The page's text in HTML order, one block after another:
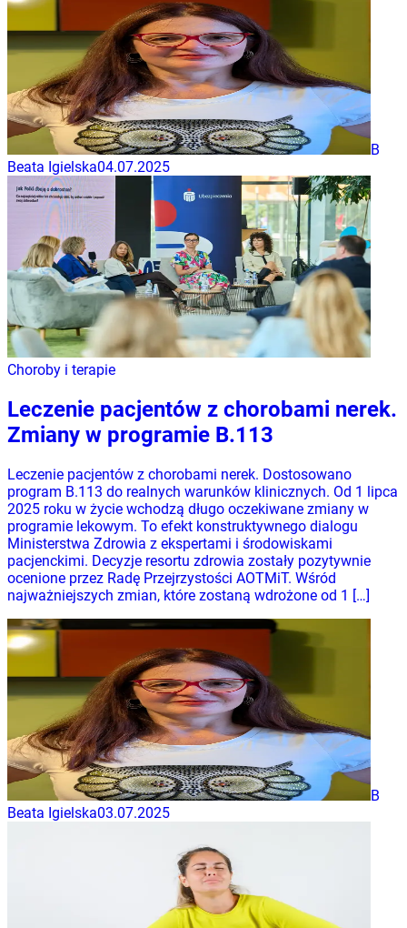
B
Beata Igielska04.07.2025
Choroby i terapie
Leczenie pacjentów z chorobami nerek.
Zmiany w programie B.113
Leczenie pacjentów z chorobami nerek. Dostosowano
program B.113 do realnych warunków klinicznych. Od 1 lipca
2025 roku w życie wchodzą długo oczekiwane zmiany w
programie lekowym. To efekt konstruktywnego dialogu
Ministerstwa Zdrowia z ekspertami i środowiskami
pacjenckimi. Decyzje resortu zdrowia zostały pozytywnie
ocenione przez Radę Przejrzystości AOTMiT. Wśród
najważniejszych zmian, które zostaną wdrożone od 1 […]
B
Beata Igielska03.07.2025